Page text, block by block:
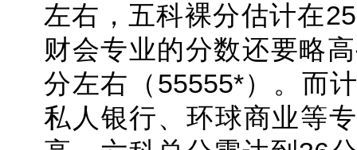
左右，五科裸分估计在
财会专业的分数还要略
分左右（55555*）。而
私人银行、环球商业等